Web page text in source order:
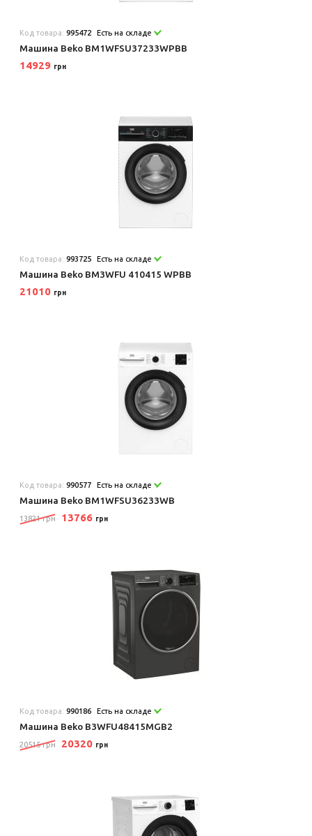
Код товара:995472 Есть на складе
Машина Beko BM1WFSU37233WPBB
14929 грн
Код товара:993725 Есть на складе
Машина Beko BM3WFU 410415 WPBB
21010 грн
Код товара:990577 Есть на складе
Машина Beko BM1WFSU36233WB
13821 грн 13766 грн
Код товара:990186 Есть на складе
Машина Beko B3WFU48415MGB2
20515 грн 20320 грн